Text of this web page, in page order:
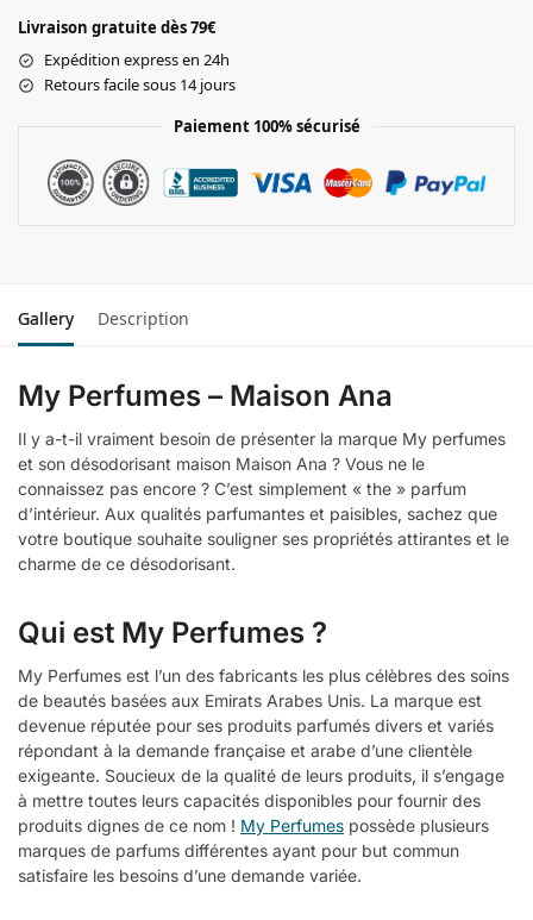
Livraison gratuite dès 79€
Expédition express en 24h
Retours facile sous 14 jours
Paiement 100% sécurisé
Gallery Description
My Perfumes – Maison Ana
Il y a-t-il vraiment besoin de présenter la marque My perfumes
et son désodorisant maison Maison Ana ? Vous ne le
connaissez pas encore ? C’est simplement « the » parfum
d’intérieur. Aux qualités parfumantes et paisibles, sachez que
votre boutique souhaite souligner ses propriétés attirantes et le
charme de ce désodorisant.
Qui est My Perfumes ?
My Perfumes est l’un des fabricants les plus célèbres des soins
de beautés basées aux Emirats Arabes Unis. La marque est
devenue réputée pour ses produits parfumés divers et variés
répondant à la demande française et arabe d’une clientèle
exigeante. Soucieux de la qualité de leurs produits, il s’engage
à mettre toutes leurs capacités disponibles pour fournir des
produits dignes de ce nom ! My Perfumes possède plusieurs
marques de parfums différentes ayant pour but commun
satisfaire les besoins d’une demande variée.